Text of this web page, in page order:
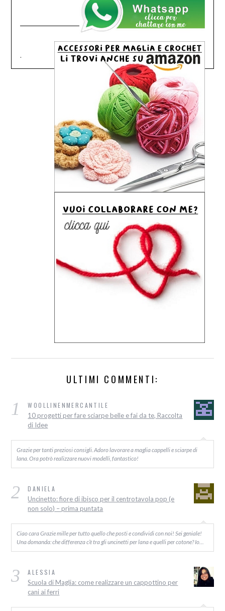
.
ULTIMI COMMENTI:
1 WOOLLINENMERCANTILE
10 progetti per fare sciarpe belle e fai da te, Raccolta
di Idee
Grazie per tanti preziosi consigli. Adoro lavorare a maglia cappelli e sciarpe di
lana. Ora potrò realizzare nuovi modelli, fantastico!
2 DANIELA
Uncinetto: fiore di ibisco per il centrotavola pop (e
non solo) – prima puntata
Ciao cara Grazie mille per tutto quello che posti e condividi con noi! Sei geniale!
Una domanda: che differenza c’è tra gli uncinetti per lana e quelli per cotone? Io…
3 ALESSIA
Scuola di Maglia: come realizzare un cappottino per
cani ai ferri